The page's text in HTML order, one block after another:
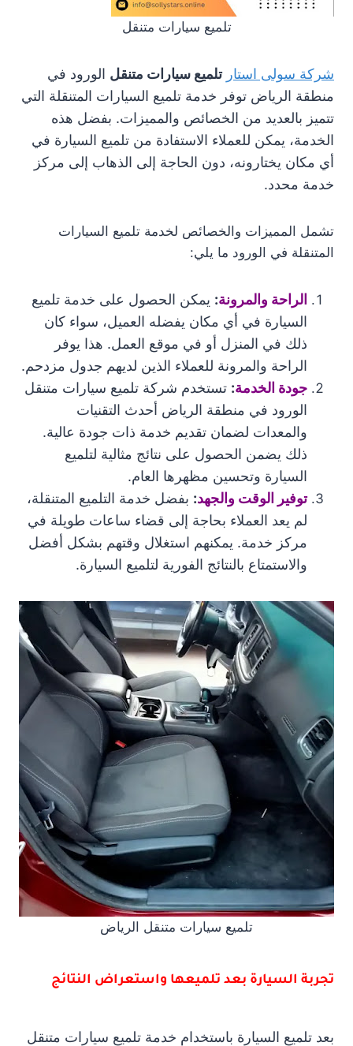
تلميع سيارات متنقل
شركة سولى استار تلميع سيارات متنقل الورود في
منطقة الرياض توفر خدمة تلميع السيارات المتنقلة التي
تتميز بالعديد من الخصائص والمميزات. بفضل هذه
الخدمة، يمكن للعملاء الاستفادة من تلميع السيارة في
أي مكان يختارونه، دون الحاجة إلى الذهاب إلى مركز
خدمة محدد.
تشمل المميزات والخصائص لخدمة تلميع السيارات
المتنقلة في الورود ما يلي:
الراحة والمرونة: يمكن الحصول على خدمة تلميع
السيارة في أي مكان يفضله العميل، سواء كان
ذلك في المنزل أو في موقع العمل. هذا يوفر
الراحة والمرونة للعملاء الذين لديهم جدول مزدحم.
جودة الخدمة: تستخدم شركة تلميع سيارات متنقل
الورود في منطقة الرياض أحدث التقنيات
والمعدات لضمان تقديم خدمة ذات جودة عالية.
ذلك يضمن الحصول على نتائج مثالية لتلميع
السيارة وتحسين مظهرها العام.
توفير الوقت والجهد: بفضل خدمة التلميع المتنقلة،
لم يعد العملاء بحاجة إلى قضاء ساعات طويلة في
مركز خدمة. يمكنهم استغلال وقتهم بشكل أفضل
والاستمتاع بالنتائج الفورية لتلميع السيارة.
تلميع سيارات متنقل الرياض
تجربة السيارة بعد تلميعها واستعراض النتائج
بعد تلميع السيارة باستخدام خدمة تلميع سيارات متنقل